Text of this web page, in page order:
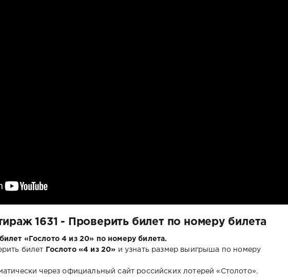
1631 - Проверить билет по номеру билета
«Гослото 4 из 20» по номеру билета.
билет
Гослото «4 из 20» и узнать размер выигрыша по номеру
через официальный сайт российских лотерей «Столото».